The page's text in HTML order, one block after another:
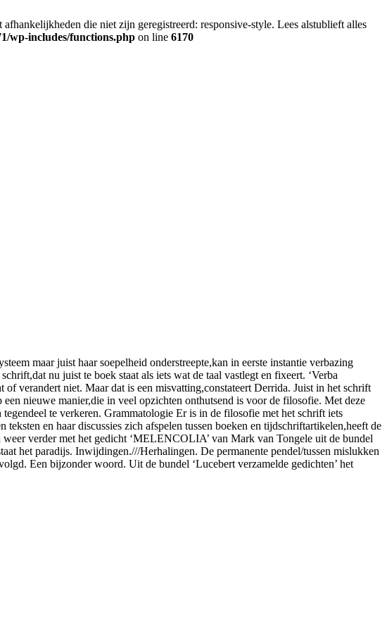
die niet zijn geregistreerd: responsive-style. Lees alstublieft alles
wp-includes/functions.php on line 6170
maar juist haar soepelheid onderstreepte,kan in eerste instantie verbazing
nu juist te boek staat als iets wat de taal vastlegt en fixeert. ‘Verba
verandert niet. Maar dat is een misvatting,constateert Derrida. Juist in het schrift
nieuwe manier,die in veel opzichten onthutsend is voor de filosofie. Met deze
te verkeren. Grammatologie Er is in de filosofie met het schrift iets
en haar discussies zich afspelen tussen boeken en tijdschriftartikelen,heeft de
verder met het gedicht ‘MELENCOLIA’ van Mark van Tongele uit de bundel
het paradijs. Inwijdingen.///Herhalingen. De permanente pendel/tussen mislukken
Een bijzonder woord. Uit de bundel ‘Lucebert verzamelde gedichten’ het